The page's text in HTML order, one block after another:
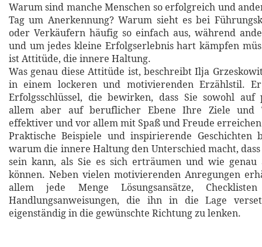
Warum sind manche Menschen so erfolgreich und
Tag um Anerkennung? Warum sieht es bei
oder Verkäufern häufig so einfach aus, während
und um jedes kleine Erfolgserlebnis hart kämpfen
ist Attitüde, die innere Haltung.
Was genau diese Attitüde ist, beschreibt Ilja
in einem lockeren und motivierenden Erzählstil.
Erfolgsschlüssel, die bewirken, dass Sie sowohl auf
allem aber auf beruflicher Ebene Ihre Ziele und
effektiver und vor allem mit Spaß und Freude
Praktische Beispiele und inspirierende Geschichten
warum die innere Haltung den Unterschied macht,
sein kann, als Sie es sich erträumen und wie genau
können. Neben vielen motivierenden Anregungen
allem jede Menge Lösungsansätze,
Handlungsanweisungen, die ihn in die Lage
eigenständig in die gewünschte Richtung zu lenken.